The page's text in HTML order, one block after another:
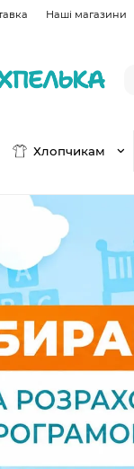
Наші магазини
Хлопчикам